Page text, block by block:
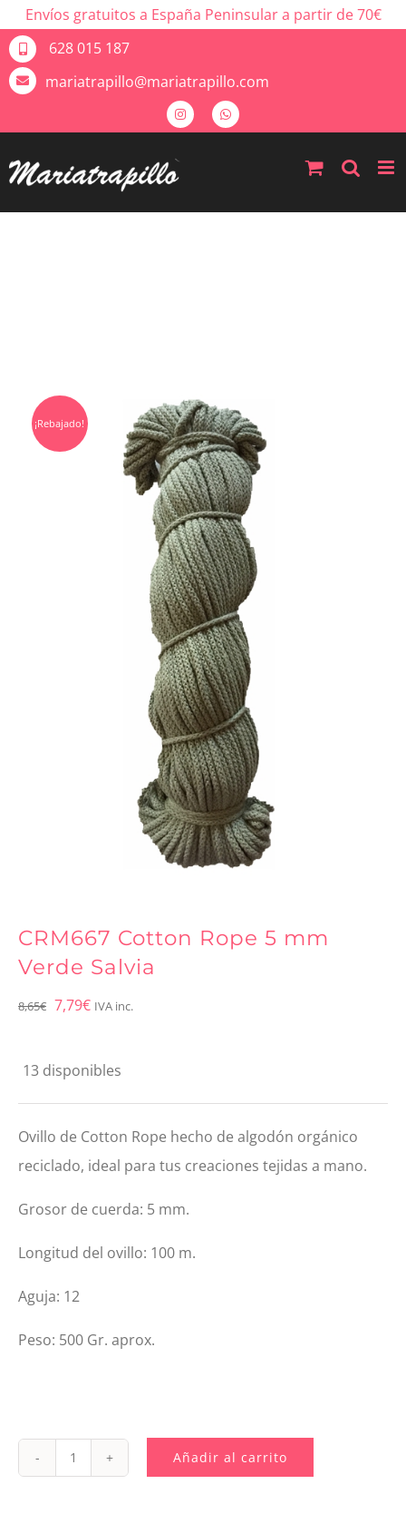
Envíos gratuitos a España Peninsular a partir de 70€
628 015 187
mariatrapillo@mariatrapillo.com
¡Rebajado!
CRM667 Cotton Rope 5 mm
Verde Salvia
8,65€ El
original
7,79€El
actual
IVA inc.
13 disponibles
Ovillo de Cotton Rope hecho de algodón orgánico
reciclado, ideal para tus creaciones tejidas a mano.
Grosor de cuerda: 5 mm.
Longitud del ovillo: 100 m.
Aguja: 12
Peso: 500 Gr. aprox.
Añadir al carrito